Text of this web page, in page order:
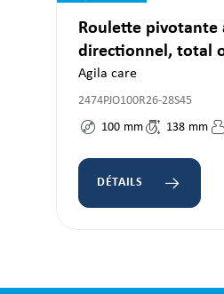
Roulette pivotante
directionnel, total
Agila care
2474PJO100R26-28S45
100 mm 138 mm
DÉTAILS